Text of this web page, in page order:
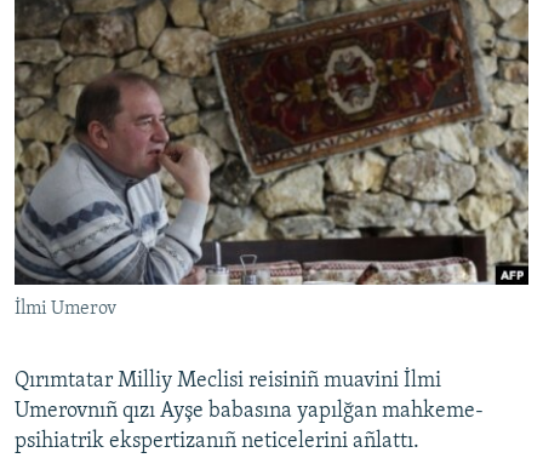
VİDEO
SÜRET
BLOGLAR
FİKİR
Русский
Українською
QOŞULIÑIZ!
RFE/RS bütün saytları
İlmi Umerov
Qırımtatar Milliy Meclisi reisiniñ muavini İlmi
Umerovnıñ qızı Ayşe babasına yapılğan mahkeme-
psihiatrik ekspertizanıñ neticelerini añlattı.